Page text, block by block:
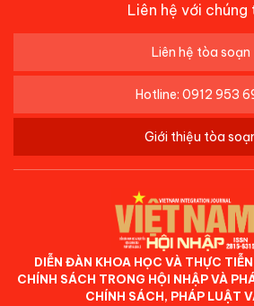
Liên hệ với chúng
Liên hệ tòa soạn
Hotline: 0912 953
Giới thiệu tòa
DIỄN ĐÀN KHOA HỌC VÀ THỰC
CHÍNH SÁCH TRONG HỘI NHẬP VÀ
CHÍNH SÁCH, PHÁP LUẬT